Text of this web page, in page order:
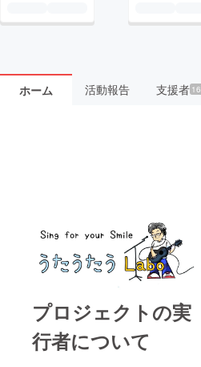
ホーム 活動報告 支援者 16
プロジェクトの実
行者について